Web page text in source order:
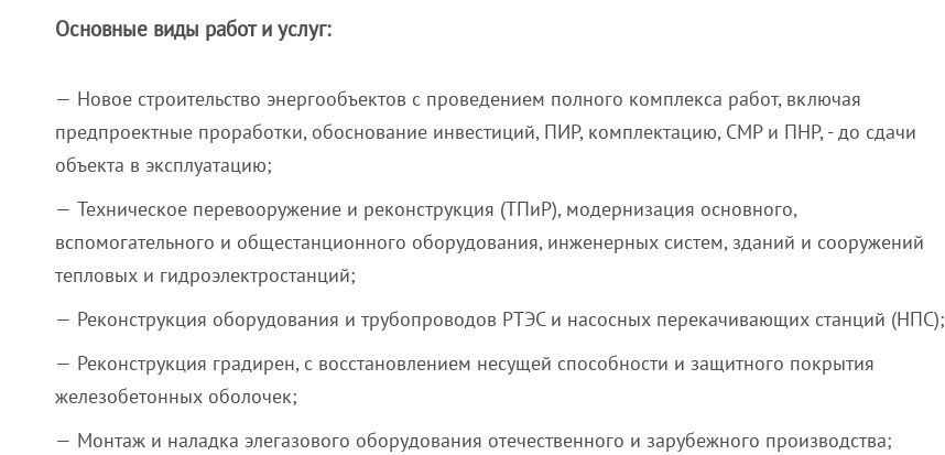
Основные виды работ и услуг:
Новое строительство энергообъектов с проведением полного комплекса работ, включая
предпроектные проработки, обоснование инвестиций, ПИР, комплектацию, СМР и ПНР, - до сдачи
объекта в эксплуатацию;
Техническое перевооружение и реконструкция (ТПиР), модернизация основного,
вспомогательного и общестанционного оборудования, инженерных систем, зданий и сооружений
тепловых и гидроэлектростанций;
Реконструкция оборудования и трубопроводов РТЭС и насосных перекачивающих станций (НПС);
Реконструкция градирен, с восстановлением несущей способности и защитного покрытия
железобетонных оболочек;
Монтаж и наладка элегазового оборудования отечественного и зарубежного производства;